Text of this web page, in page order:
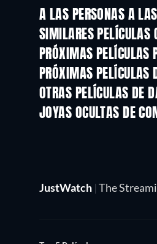
A LAS PERSONAS A
SIMILARES PELÍCULAS
PRÓXIMAS PELÍCULAS
PRÓXIMAS PELÍCULAS
OTRAS PELÍCULAS DE
JOYAS OCULTAS DE
TV
JustWatch | The